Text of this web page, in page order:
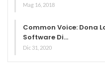
Mag 16, 2018
Common Voice: Dona
Software Di…
Dic 31, 2020